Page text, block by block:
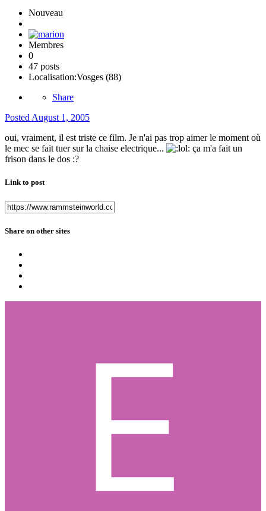
Nouveau
Membres
0
47 posts
Localisation:Vosges (88)
Share
Posted August 1, 2005
oui, vraiment, il est triste ce film. Je n'ai pas trop aimer le moment où
le mec se fait tuer sur la chaise electrique...
ça m'a fait un
frison dans le dos :?
Link to post
Share on other sites